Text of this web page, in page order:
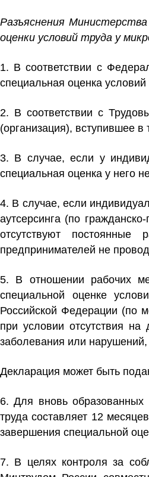
Разъяснения
оценки условий труда у
1. В соответствии с
специальная оценка
2. В соответствии с
(организация), вступившее
3. В случае, если у
специальная оценка у него
4. В случае, если
аутсерсинга (по
отсутствуют
предпринимателей не
5. В отношении рабочих
специальной оценке
Российской Федерации (по
при условии отсутствия на
заболевания или
Декларация может быть
6. Для вновь образованных
труда составляет 12
завершения специальной
7. В целях контроля за